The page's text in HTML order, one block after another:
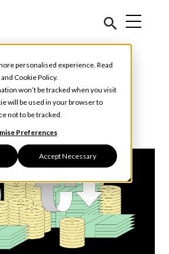
personalised experience. Read
and Cookie Policy.
won’t be tracked when you visit
will be used in your browser to
not to be tracked.
Preferences
Accept Necessary
et conseils